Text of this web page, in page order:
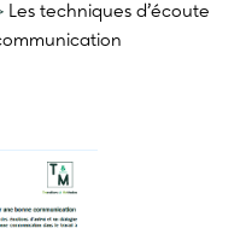
Les techniques d’écoute